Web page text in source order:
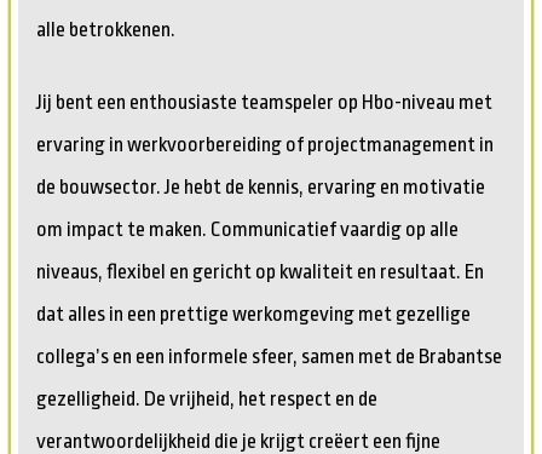
alle betrokkenen.
Jij bent een enthousiaste teamspeler op Hbo-niveau met
ervaring in werkvoorbereiding of projectmanagement in
de bouwsector. Je hebt de kennis, ervaring en motivatie
om impact te maken. Communicatief vaardig op alle
niveaus, flexibel en gericht op kwaliteit en resultaat. En
dat alles in een prettige werkomgeving met gezellige
collega’s en een informele sfeer, samen met de Brabantse
gezelligheid. De vrijheid, het respect en de
verantwoordelijkheid die je krijgt creëert een fijne